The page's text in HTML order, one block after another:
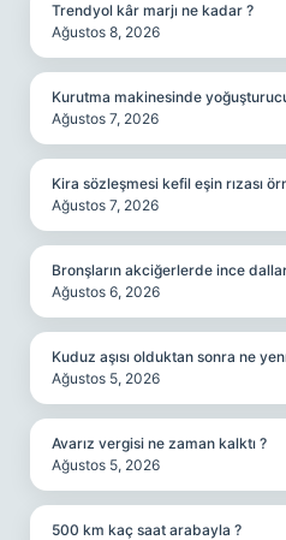
Trendyol kâr marjı ne kadar ?
Ağustos 8, 2026
Kurutma makinesinde
Ağustos 7, 2026
Kira sözleşmesi kefil eşin rızası
Ağustos 7, 2026
Bronşların akciğerlerde ince
Ağustos 6, 2026
Kuduz aşısı olduktan sonra ne
Ağustos 5, 2026
Avarız vergisi ne zaman kalktı ?
Ağustos 5, 2026
500 km kaç saat arabayla ?